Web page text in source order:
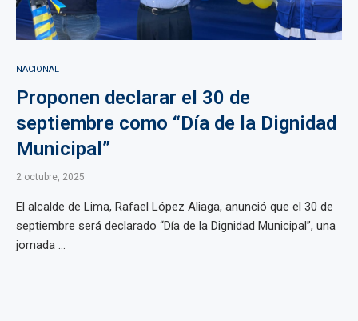
NACIONAL
Proponen declarar el 30 de
septiembre como “Día de la Dignidad
Municipal”
2 octubre, 2025
El alcalde de Lima, Rafael López Aliaga, anunció que el 30 de
septiembre será declarado “Día de la Dignidad Municipal”, una
jornada ...